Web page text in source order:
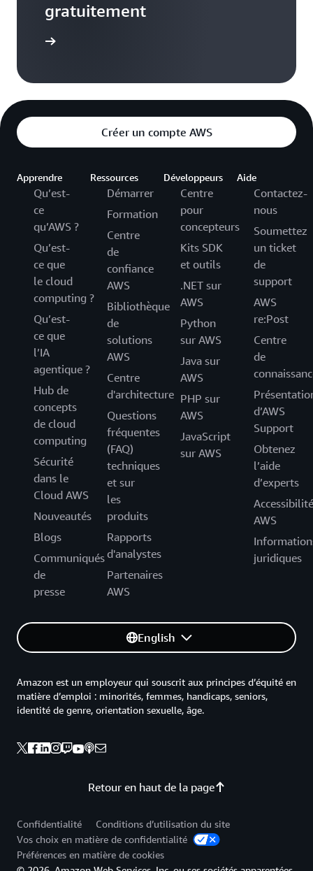
gratuitement
Créer un compte AWS
Apprendre
Qu’est-
ce
qu’AWS ?
Qu’est-
ce que
le cloud
computing ?
Qu’est-
ce que
l’IA
agentique ?
Hub de
concepts
de cloud
computing
Sécurité
dans le
Cloud AWS
Nouveautés
Blogs
Communiqués
de
presse
Ressources
Démarrer
Formation
Centre
de
confiance
AWS
Bibliothèque
de
solutions
AWS
Centre
d'architecture
Questions
fréquentes
(FAQ)
techniques
et sur
les
produits
Rapports
d'analystes
Partenaires
AWS
Développeurs
Centre
pour
concepteurs
Kits SDK
et outils
.NET sur
AWS
Python
sur AWS
Java sur
AWS
PHP sur
AWS
JavaScript
sur AWS
Aide
Contactez-
nous
Soumettez
un ticket
de
support
AWS
re:Post
Centre
de
d’AWS
Support
Obtenez
l’aide
d’experts
Accessibilité
AWS
juridiques
English
Retour en haut de la page
Amazon est un employeur qui souscrit aux principes d’équité en
matière d’emploi : minorités, femmes, handicaps, seniors,
identité de genre, orientation sexuelle, âge.
Confidentialité
Conditions d’utilisation du site
Vos choix en matière de confidentialité
Préférences en matière de cookies